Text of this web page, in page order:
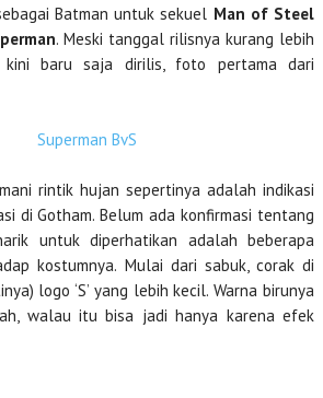
Batman untuk sekuel Man of Steel
. Meski tanggal rilisnya kurang lebih
baru saja dirilis, foto pertama dari
rintik hujan sepertinya adalah indikasi
di Gotham. Belum ada konfirmasi tentang
untuk diperhatikan adalah beberapa
kostumnya. Mulai dari sabuk, corak di
logo ‘S’ yang lebih kecil. Warna birunya
walau itu bisa jadi hanya karena efek